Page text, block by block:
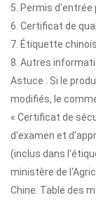
5. Permis d'entrée
6. Certificat de
7. Étiquette
8. Autres
Astuce : Si le
modifiés, le
« Certificat de
d'examen et
(inclus dans
ministère de
Chine. Table des